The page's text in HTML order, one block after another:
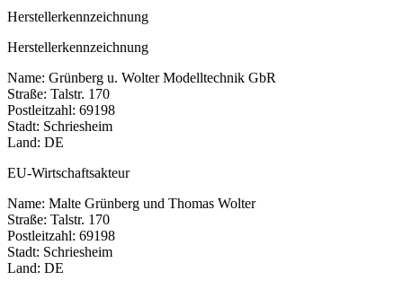
Herstellerkennzeichnung
Herstellerkennzeichnung
Name: Grünberg u. Wolter Modelltechnik GbR
Straße: Talstr. 170
Postleitzahl: 69198
Stadt: Schriesheim
Land: DE
EU-Wirtschaftsakteur
Name: Malte Grünberg und Thomas Wolter
Straße: Talstr. 170
Postleitzahl: 69198
Stadt: Schriesheim
Land: DE